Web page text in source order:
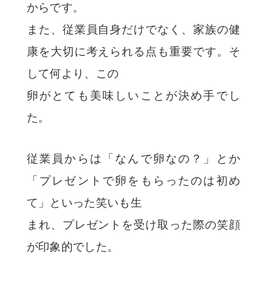
からです。
また、従業員自身だけでなく、家族の健
康を大切に考えられる点も重要です。 そ
して何より、この
卵がとても美味しいことが決め手でし
た。
従業員からは「なんで卵なの？」とか
「プレゼントで卵をもらったのは初め
て」
といった笑いも生
まれ、プレゼントを受け取った際の笑顔
が印象的でした。